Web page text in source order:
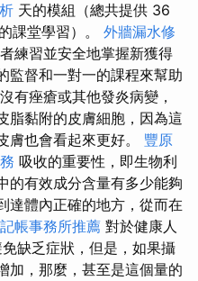
天的模組（總共提供 36
課堂學習）。 外牆漏水修
練習並安全地掌握新獲得
監督和一對一的課程來幫助
有痤瘡或其他發炎病變，
脂黏附的皮膚細胞，因為這
膚也會看起來更好。 豐原
吸收的重要性，即生物利
的有效成分含量有多少能夠
達體內正確的地方，從而在
帳事務所推薦 對於健康人
缺乏症狀，但是，如果攝
加，那麼，甚至是這個量的